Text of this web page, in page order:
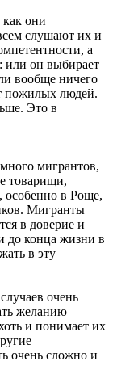
они
слушают их и
а
или он выбирает
вообще ничего
пожилых людей.
Это в
мигрантов,
товарищи,
особенно в Роще,
Мигранты
в доверие и
до конца жизни в
в эту
очень
желанию
и понимает их
очень сложно и